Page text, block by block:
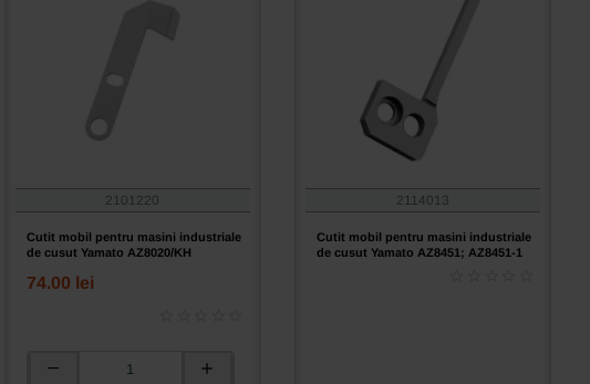
2101220
Cutit mobil pentru masini industriale
de cusut Yamato AZ8020/KH
74.00 lei
2114013
Cutit mobil pentru masini industriale
de cusut Yamato AZ8451; AZ8451-1